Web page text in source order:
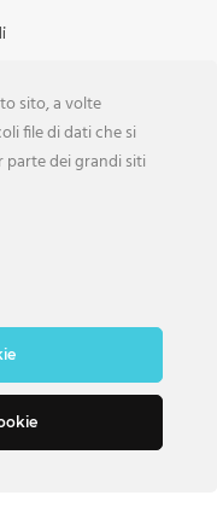
i Diritti Riservati
sito, a volte
file di dati che si
parte dei grandi siti